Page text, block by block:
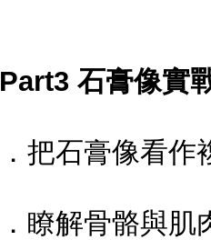
Part3 石膏像實
．把石膏像看作
．瞭解骨骼與肌